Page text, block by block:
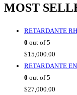
MOST
RETARDANTE
0 out of 5
$15,000.00
RETARDANTE
0 out of 5
$27,000.00